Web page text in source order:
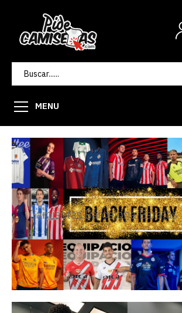
MENU
Camisetas Barcelona Baratas